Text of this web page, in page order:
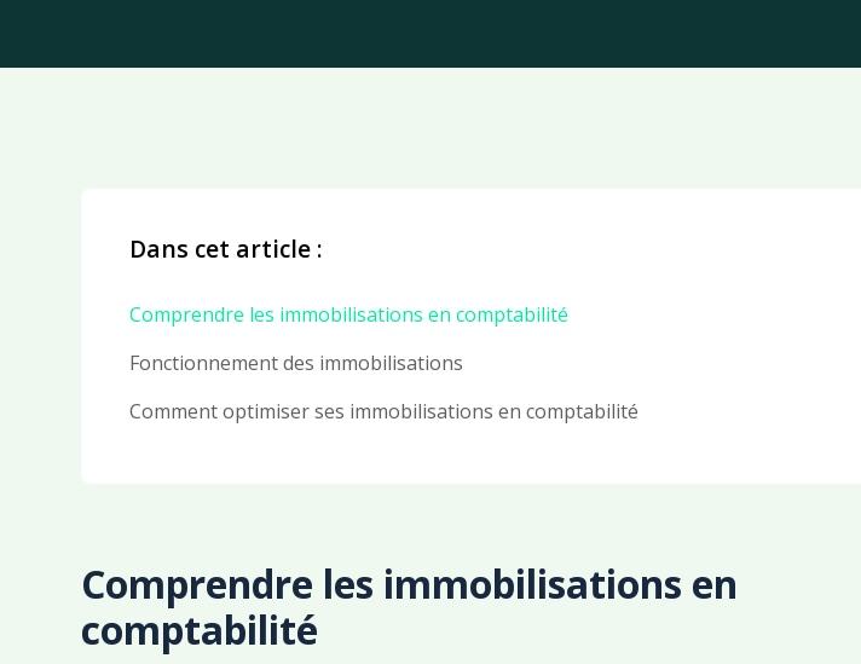
Dans cet article :
Comprendre les immobilisations en comptabilité
Fonctionnement des immobilisations
Comment optimiser ses immobilisations en comptabilité
Comprendre les immobilisations en
comptabilité